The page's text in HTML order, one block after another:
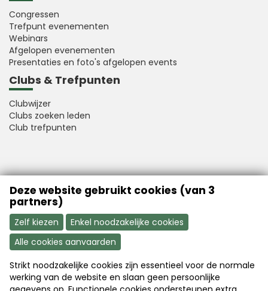
Congressen
Trefpunt evenementen
Webinars
Afgelopen evenementen
Presentaties en foto's afgelopen events
Clubs & Trefpunten
Clubwijzer
Clubs zoeken leden
Club trefpunten
VFB is a member of Better Finance
Aanmelden Word nu lid
Deze website gebruikt cookies (van 3
partners)
Zelf kiezen
Enkel noodzakelijke cookies
Alle cookies aanvaarden
Strikt noodzakelijke cookies zijn essentieel voor de normale
werking van de website en slaan geen persoonlijke